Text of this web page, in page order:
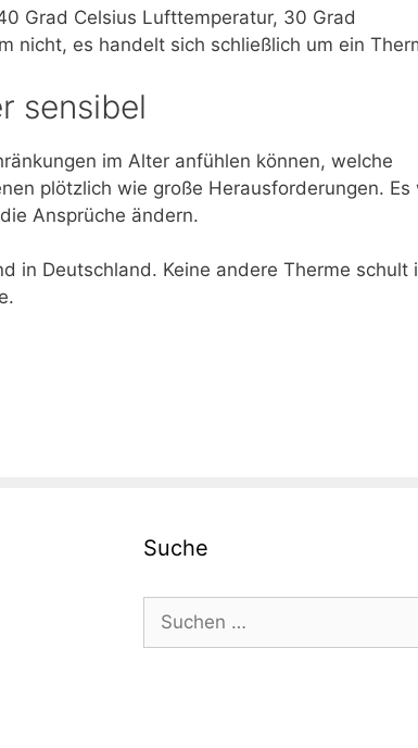
Grad Celsius Lufttemperatur, 30 Grad
nicht, es handelt sich schließlich um ein
sensibel
im Alter anfühlen können, welche
plötzlich wie große Herausforderungen. Es
Ansprüche ändern.
in Deutschland. Keine andere Therme schult
Suche
Suchen
nach: